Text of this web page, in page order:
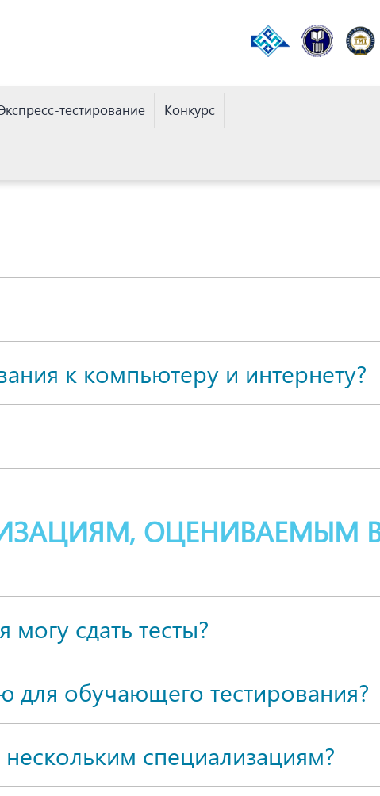
тестирование Конкурс
к компьютеру и интернету?
ОЦЕНИВАЕМЫМ
сдать тесты?
для обучающего тестирования?
специализациям?